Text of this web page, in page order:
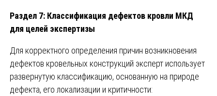
Раздел 7: Классификация дефектов кровли МКД
для целей экспертизы
Для корректного определения причин возникновения
дефектов кровельных конструкций эксперт использует
развернутую классификацию, основанную на природе
дефекта, его локализации и критичности: